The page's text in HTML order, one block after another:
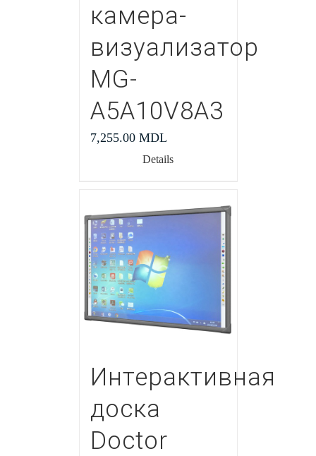
камера-
визуализатор
MG-
A5A10V8A3
7,255.00 MDL
Details
Интерактивная
доска
Doctor